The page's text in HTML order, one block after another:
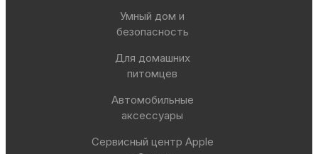
Умный дом и
безопасность
Для домашних
питомцев
Автомобильные
аксессуары
Сервисный центр Apple